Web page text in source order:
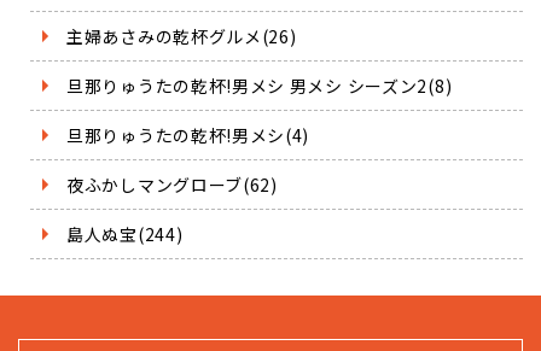
主婦あさみの乾杯グルメ(26)
旦那りゅうたの乾杯!男メシ 男メシ シーズン2(8)
旦那りゅうたの乾杯!男メシ(4)
夜ふかしマングローブ(62)
島人ぬ宝(244)